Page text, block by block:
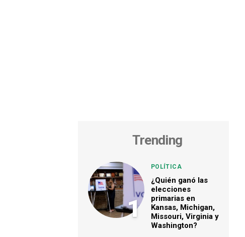
Trending
1
POLÍTICA
¿Quién ganó las
elecciones
primarias en
Kansas, Michigan,
Missouri, Virginia y
Washington?